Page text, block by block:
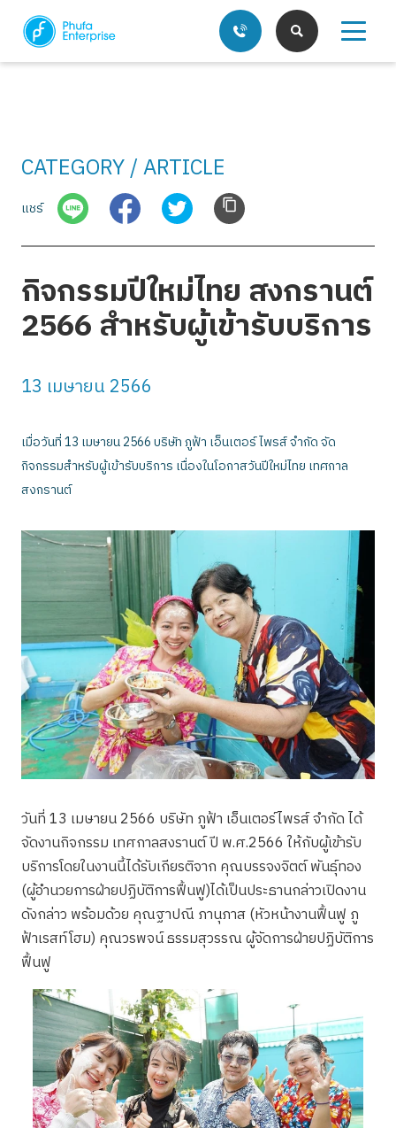
บริการของเรา
บทความ
CATEGORY / ARTICLE
แชร์
กิจกรรมปีใหม่ไทย สงกรานต์
2566 สำหรับผู้เข้ารับบริการ
13 เมษายน 2566
เมื่อวันที่ 13 เมษายน 2566 บริษัท ภูฟ้า เอ็นเตอร์ ไพรส์ จำกัด จัด
กิจกรรมสำหรับผู้เข้ารับบริการ เนื่องในโอกาสวันปีใหม่ไทย เทศกาล
สงกรานต์
วันที่ 13 เมษายน 2566 บริษัท ภูฟ้า เอ็นเตอร์ไพรส์ จำกัด ได้
จัดงานกิจกรรม เทศกาลสงรานต์ ปี พ.ศ.2566 ให้กับผู้เข้ารับ
บริการโดยในงานนี้ได้รับเกียรติจาก คุณบรรจงจิตต์ พันธุ์ทอง
(ผู้อำนวยการฝ่ายปฏิบัติการฟื้นฟู)ได้เป็นประธานกล่าวเปิดงาน
ดังกล่าว พร้อมด้วย คุณฐาปณี ภานุภาส (หัวหน้างานฟื้นฟู ภู
ฟ้าเรสท์โฮม) คุณวรพจน์ ธรรมสุวรรณ ผู้จัดการฝ่ายปฏิบัติการ
ฟื้นฟู